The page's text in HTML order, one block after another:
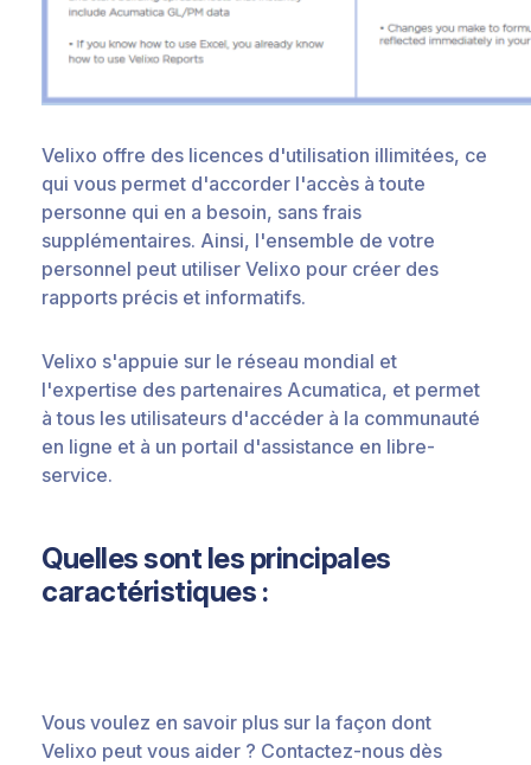
Velixo offre des licences d'utilisation illimitées, ce
qui vous permet d'accorder l'accès à toute
personne qui en a besoin, sans frais
supplémentaires. Ainsi, l'ensemble de votre
personnel peut utiliser Velixo pour créer des
rapports précis et informatifs.
Velixo s'appuie sur le réseau mondial et
l'expertise des partenaires Acumatica, et permet
à tous les utilisateurs d'accéder à la communauté
en ligne et à un portail d'assistance en libre-
service.
Quelles sont les principales
caractéristiques :
Vous voulez en savoir plus sur la façon dont
Velixo peut vous aider ? Contactez-nous dès